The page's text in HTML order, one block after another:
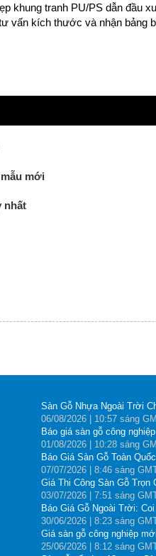
khung tranh PU/PS dẫn đầu
vấn kích thước và nhận bảng
mới
nhất
Sàn Gỗ Nhựa Ngoài Trời
06/08/2026 | 10:57 sáng
Báo giá sàn gỗ công
01/08/2026 | 10:28 sáng
Báo Giá Sàn Gỗ Toàn
07/07/2026 | 8:46 sáng
Giá Thi Công Sàn Gỗ
03/07/2026 | 7:51 sáng
Báo Giá Gỗ Ngoài Trời:
30/06/2026 | 8:23 sáng
Giá sàn gỗ công nghiệp
25/06/2026 | 8:12 sáng